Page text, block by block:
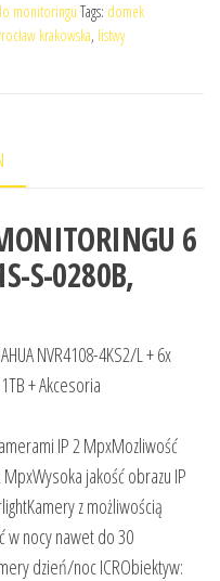
monitoringu Tags: domek
krakowska, listwy
6
S-0280B,
NVR4108-4KS2/L + 6x
+ Akcesoria
IP 2 MpxMozliwość
jakość obrazu IP
z możliwością
w nocy nawet do 30
dzień/noc ICRObiektyw: